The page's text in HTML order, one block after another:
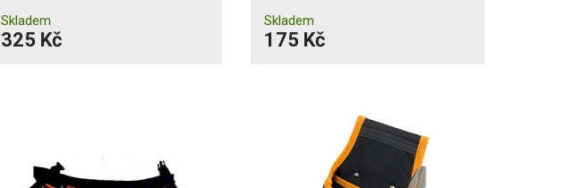
Skladem
325 Kč
Skladem
175 Kč